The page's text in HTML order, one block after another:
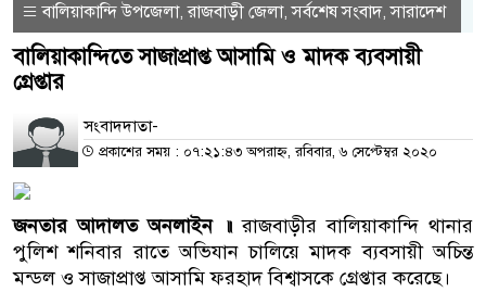
বালিয়াকান্দি উপজেলা,রাজবাড়ী জেলা,সর্বশেষ সংবাদ,সারাদেশ
বালিয়াকান্দিতে সাজাপ্রাপ্ত আসামি ও মাদক ব্যবসায়ী
গ্রেপ্তার
সংবাদদাতা-
প্রকাশের সময় : ০৭:২১:৪৩ অপরাহ্ন, রবিবার, ৬ সেপ্টেম্বর ২০২০
জনতার আদালত অনলাইন ॥রাজবাড়ীর বালিয়াকান্দি থানার
পুলিশ শনিবার রাতে অভিযান চালিয়ে মাদক ব্যবসায়ী অচিন্ত
মন্ডল ও সাজাপ্রাপ্ত আসামি ফরহাদ বিশ্বাসকে গ্রেপ্তার করেছে।